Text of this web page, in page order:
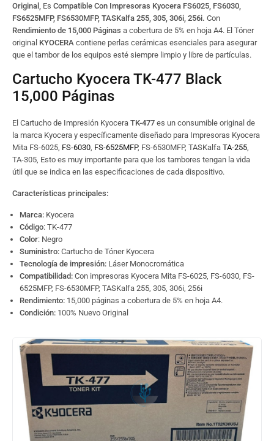
Original,
Es Compatible Con Impresoras Kyocera FS6025, FS6030,
FS6525MFP, FS6530MFP, TASKalfa 255, 305, 306i, 256i. Con
Rendimiento de 15,000 Páginas a cobertura de 5% en hoja A4. El Tóner
original KYOCERA contiene perlas cerámicas esenciales para asegurar
que el tambor de los equipos esté siempre limpio y libre de partículas.
Cartucho Kyocera TK-477 Black
15,000 Páginas
El Cartucho de Impresión Kyocera TK-477 es un consumible original de
la marca Kyocera y específicamente diseñado para Impresoras Kyocera
Mita FS-6025, FS-6030 FS-6525MFP, FS-6530MFP, TASKalfa TA-255
TA-305, Esto es muy importante para que los tambores tengan la vida
útil que se indica en las especificaciones de cada dispositivo.
Características principales:
Marca: Kyocera
Código: TK-477
Color: Negro
Suministro: Cartucho de Tóner Kyocera
Tecnología de impresión: Láser Monocromática
Compatibilidad: Con impresoras Kyocera Mita FS-6025, FS-6030, FS-
6525MFP, FS-6530MFP, TASKalfa 255, 305, 306i, 256i
Rendimiento: 15,000 páginas a cobertura de 5% en hoja A4.
Condición: 100% Nuevo Original